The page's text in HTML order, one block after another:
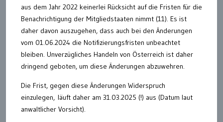
aus dem Jahr 2022 keinerlei Rücksicht auf die Fristen für die
Benachrichtigung der Mitgliedstaaten nimmt (11). Es ist
daher davon auszugehen, dass auch bei den Änderungen
vom 01.06.2024 die Notifizierungsfristen unbeachtet
bleiben. Unverzügliches Handeln von Österreich ist daher
dringend geboten, um diese Änderungen abzuwehren.
Die Frist, gegen diese Änderungen Widerspruch
einzulegen, läuft daher am 31.03.2025 (!) aus (Datum laut
anwaltlicher Vorsicht).